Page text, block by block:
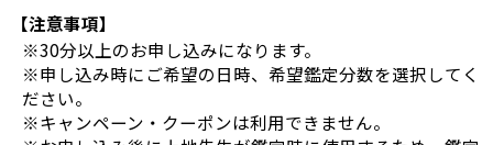
【注意事項】
※30分以上のお申し込みになります。
※申し込み時にご希望の日時、希望鑑定分数を選択してく
ださい。
※キャンペーン・クーポンは利用できません。